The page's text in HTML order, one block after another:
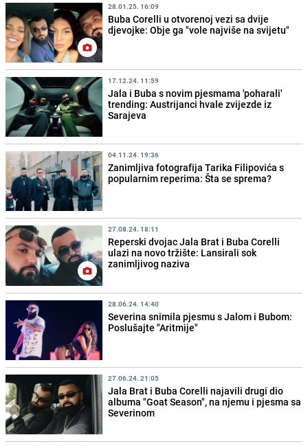
28.01.25. 16:09
Buba Corelli u otvorenoj vezi sa dvije
djevojke: Obje ga "vole najviše na svijetu"
17.12.24. 11:59
Jala i Buba s novim pjesmama 'poharali'
trending: Austrijanci hvale zvijezde iz
Sarajeva
04.11.24. 19:36
Zanimljiva fotografija Tarika Filipovića s
popularnim reperima: Šta se sprema?
27.08.24. 18:11
Reperski dvojac Jala Brat i Buba Corelli
ulazi na novo tržište: Lansirali sok
zanimljivog naziva
28.06.24. 14:40
Severina snimila pjesmu s Jalom i Bubom:
Poslušajte "Aritmije"
27.06.24. 21:05
Jala Brat i Buba Corelli najavili drugi dio
albuma "Goat Season", na njemu i pjesma sa
Severinom